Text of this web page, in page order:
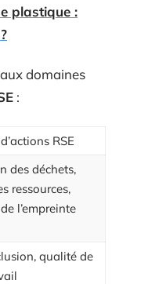
plastique :
domaines
:
RSE
des déchets,
ressources,
l’empreinte
qualité de